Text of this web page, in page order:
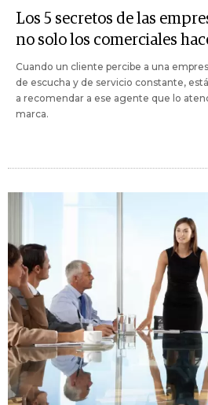
Los 5 secretos de las
no solo los comerciales
Cuando un cliente percibe a una
de escucha y de servicio constante,
a recomendar a ese agente que lo
marca.